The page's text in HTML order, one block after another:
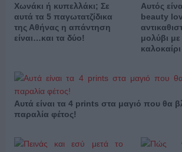
Χωνάκι ή κυπελλάκι; Σε
αυτά τα 5 παγωτατζίδικα
της Αθήνας η απάντηση
είναι…και τα δύο!
Αυτός
beauty
μολύβι
καλοκαίρι
Αυτά είναι τα 4 prints στα μαγιό που θα
παραλία φέτος!